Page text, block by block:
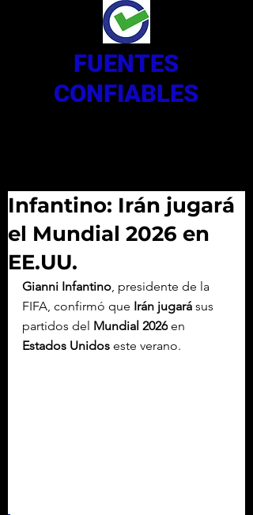
FUENTES
CONFIABLES
Infantino: Irán jugará
el Mundial 2026 en
EE.UU.
Gianni Infantino, presidente de la
FIFA, confirmó que Irán jugará sus
partidos del Mundial 2026 en
Estados Unidos este verano.